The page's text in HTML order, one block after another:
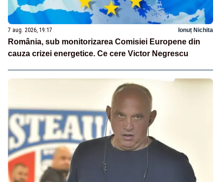
7 aug. 2026, 19:17 Ionuț Nichita
România, sub monitorizarea Comisiei Europene din
cauza crizei energetice. Ce cere Victor Negrescu